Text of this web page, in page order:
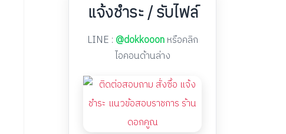
แจ้งชำระ / รับไฟล์
LINE : @dokkooonหรือคลิก
ไอคอนด้านล่าง